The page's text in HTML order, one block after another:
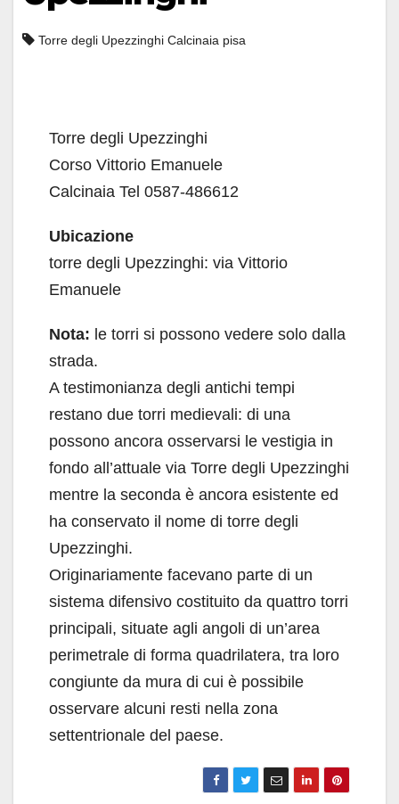
Torre degli Upezzinghi Calcinaia pisa
Torre degli Upezzinghi
Corso Vittorio Emanuele
Calcinaia Tel 0587-486612
Ubicazione
torre degli Upezzinghi: via Vittorio
Emanuele
Nota: le torri si possono vedere solo dalla
strada.
A testimonianza degli antichi tempi
restano due torri medievali: di una
possono ancora osservarsi le vestigia in
fondo all’attuale via Torre degli Upezzinghi
mentre la seconda è ancora esistente ed
ha conservato il nome di torre degli
Upezzinghi.
Originariamente facevano parte di un
sistema difensivo costituito da quattro torri
principali, situate agli angoli di un’area
perimetrale di forma quadrilatera, tra loro
congiunte da mura di cui è possibile
osservare alcuni resti nella zona
settentrionale del paese.